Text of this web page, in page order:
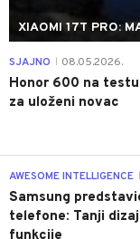
XIAOMI 17T PRO:
SJAJNO 08.05.2026.
Honor 600 na
za uloženi novac
AWESOME INTELLIGENCE
Samsung
telefone: Tanji